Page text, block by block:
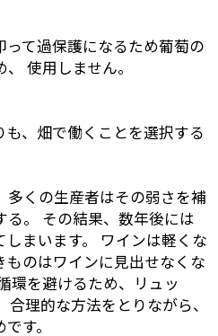
て過保護になるため葡萄の
使用しません。
、畑で働くことを選択する
多くの生産者はその弱さを補
る。 その結果、数年後には
まいます。 ワインは軽くな
ものはワインに見出せなくな
環を避けるため、リュッ
合理的な方法をとりながら、
す。